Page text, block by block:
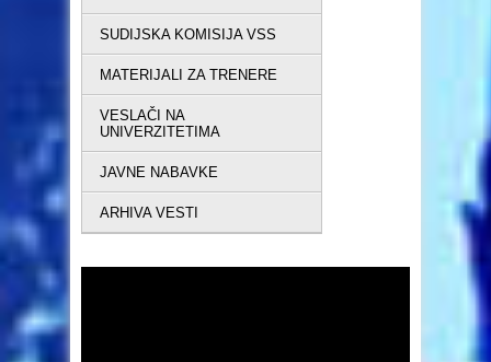
SUDIJSKA KOMISIJA VSS
MATERIJALI ZA TRENERE
VESLAČI NA
UNIVERZITETIMA
JAVNE NABAVKE
ARHIVA VESTI